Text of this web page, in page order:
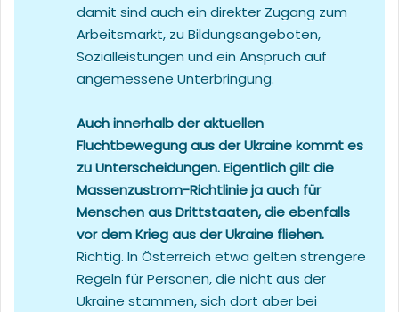
damit sind auch ein direkter Zugang zum
Arbeitsmarkt, zu Bildungsangeboten,
Sozialleistungen und ein Anspruch auf
angemessene Unterbringung.
Auch innerhalb der aktuellen
Fluchtbewegung aus der Ukraine kommt es
zu Unterscheidungen. Eigentlich gilt die
Massenzustrom-Richtlinie ja auch für
Menschen aus Drittstaaten, die ebenfalls
vor dem Krieg aus der Ukraine fliehen.
Richtig. In Österreich etwa gelten strengere
Regeln für Personen, die nicht aus der
Ukraine stammen, sich dort aber bei